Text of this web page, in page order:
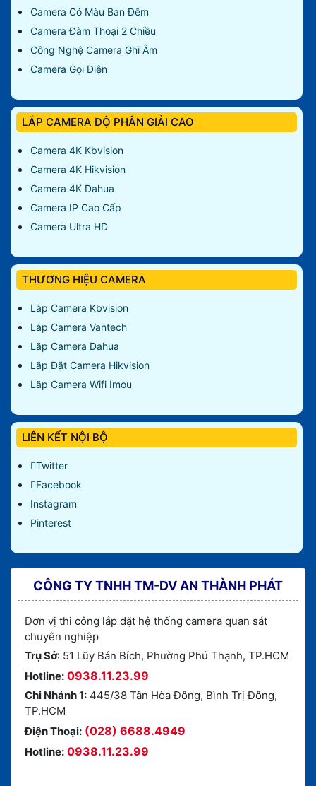
Camera Có Màu Ban Đêm
Camera Đàm Thoại 2 Chiều
Công Nghệ Camera Ghi Âm
Camera Gọi Điện
LẮP CAMERA ĐỘ PHÂN GIẢI CAO
Camera 4K Kbvision
Camera 4K Hikvision
Camera 4K Dahua
Camera IP Cao Cấp
Camera Ultra HD
THƯƠNG HIỆU CAMERA
Lắp Camera Kbvision
Lắp Camera Vantech
Lắp Camera Dahua
Lắp Đặt Camera Hikvision
Lắp Camera Wifi Imou
LIÊN KẾT NỘI BỘ
Twitter
Facebook
Instagram
Pinterest
CÔNG TY TNHH TM-DV AN THÀNH PHÁT
Đơn vị thi công lắp đặt hệ thống camera quan sát
chuyên nghiệp
Trụ Sở: 51 Lũy Bán Bích, Phường Phú Thạnh, TP.HCM
Hotline: 0938.11.23.99
Chi Nhánh 1: 445/38 Tân Hòa Đông, Bình Trị Đông,
TP.HCM
Điện Thoại: (028) 6688.4949
Hotline: 0938.11.23.99